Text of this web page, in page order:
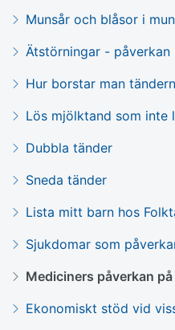
Munsår och blåsor i
Ätstörningar - påverkan
Hur borstar man
Lös mjölktand som inte
Dubbla tänder
Sneda tänder
Lista mitt barn hos
Sjukdomar som
Mediciners påverkan
Ekonomiskt stöd vid